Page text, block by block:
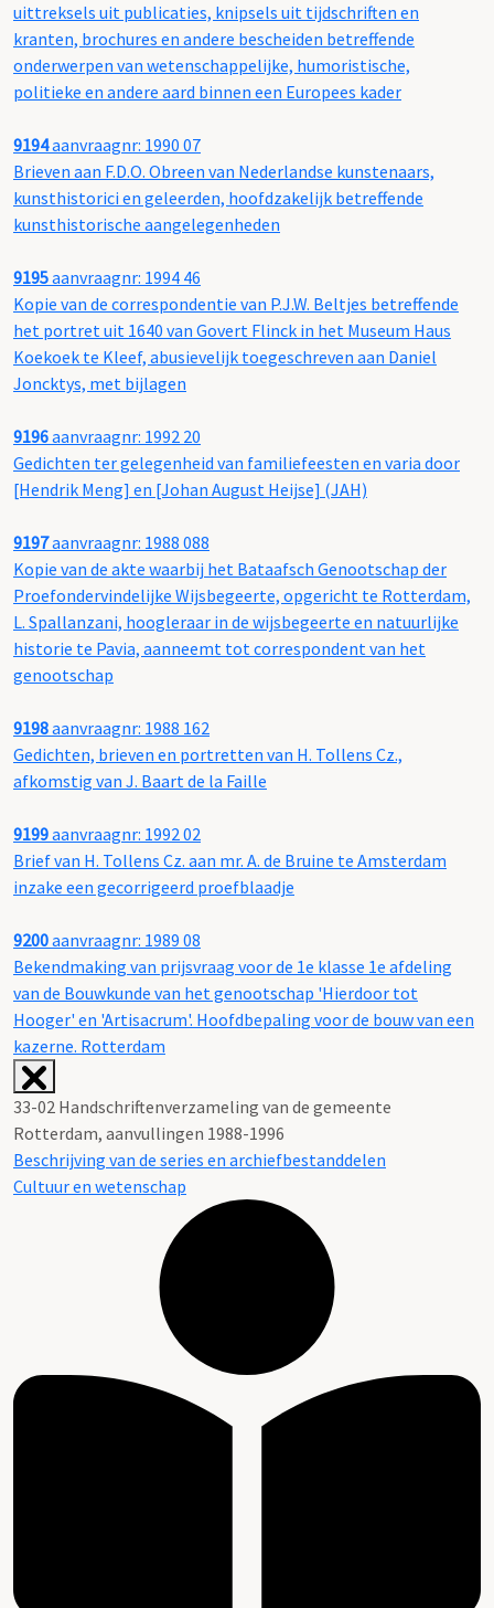
uittreksels uit publicaties, knipsels uit tijdschriften en
kranten, brochures en andere bescheiden betreffende
onderwerpen van wetenschappelijke, humoristische,
politieke en andere aard binnen een Europees kader
9194aanvraagnr: 1990 07
Brieven aan F.D.O. Obreen van Nederlandse kunstenaars,
kunsthistorici en geleerden, hoofdzakelijk betreffende
kunsthistorische aangelegenheden
9195aanvraagnr: 1994 46
Kopie van de correspondentie van P.J.W. Beltjes betreffende
het portret uit 1640 van Govert Flinck in het Museum Haus
Koekoek te Kleef, abusievelijk toegeschreven aan Daniel
Joncktys, met bijlagen
9196aanvraagnr: 1992 20
Gedichten ter gelegenheid van familiefeesten en varia door
[Hendrik Meng] en [Johan August Heijse] (JAH)
9197aanvraagnr: 1988 088
Kopie van de akte waarbij het Bataafsch Genootschap der
Proefondervindelijke Wijsbegeerte, opgericht te Rotterdam,
L. Spallanzani, hoogleraar in de wijsbegeerte en natuurlijke
historie te Pavia, aanneemt tot correspondent van het
genootschap
9198aanvraagnr: 1988 162
Gedichten, brieven en portretten van H. Tollens Cz.,
afkomstig van J. Baart de la Faille
9199aanvraagnr: 1992 02
Brief van H. Tollens Cz. aan mr. A. de Bruine te Amsterdam
inzake een gecorrigeerd proefblaadje
9200aanvraagnr: 1989 08
Bekendmaking van prijsvraag voor de 1e klasse 1e afdeling
van de Bouwkunde van het genootschap 'Hierdoor tot
Hooger' en 'Artisacrum'. Hoofdbepaling voor de bouw van een
kazerne. Rotterdam
33-02 Handschriftenverzameling van de gemeente
Rotterdam, aanvullingen 1988-1996
Beschrijving van de series en archiefbestanddelen
Cultuur en wetenschap